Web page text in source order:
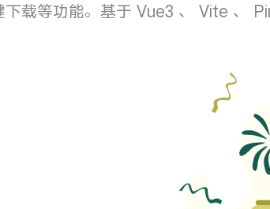
下载等功能。基于 Vue3 、 Vite 、